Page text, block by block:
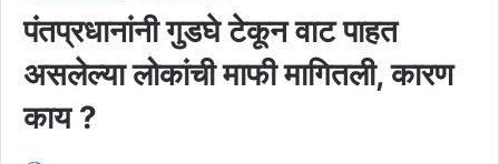
पंतप्रधानांनी गुडघे टेकून वाट पाहत
असलेल्या लोकांची माफी मागितली, कारण
काय ?